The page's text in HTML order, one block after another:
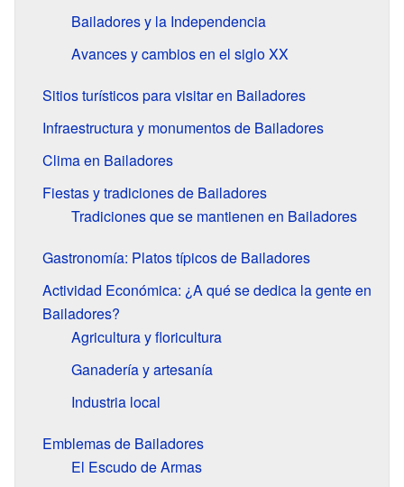
Bailadores y la Independencia
Avances y cambios en el siglo XX
Sitios turísticos para visitar en Bailadores
Infraestructura y monumentos de Bailadores
Clima en Bailadores
Fiestas y tradiciones de Bailadores
Tradiciones que se mantienen en Bailadores
Gastronomía: Platos típicos de Bailadores
Actividad Económica: ¿A qué se dedica la gente en
Bailadores?
Agricultura y floricultura
Ganadería y artesanía
Industria local
Emblemas de Bailadores
El Escudo de Armas